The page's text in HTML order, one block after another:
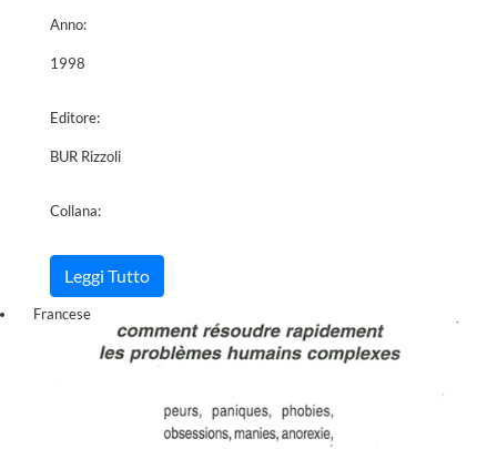
Anno:
1998
Editore:
BUR Rizzoli
Collana:
Leggi Tutto
Francese